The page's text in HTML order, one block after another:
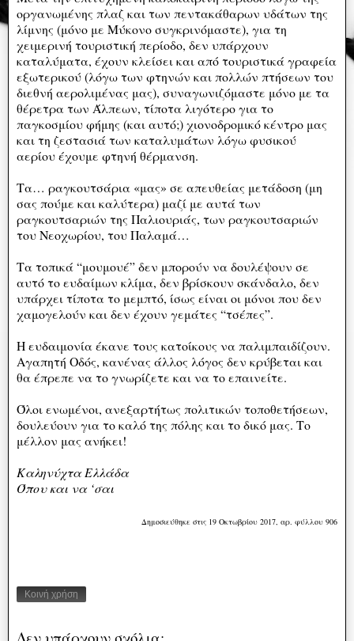
οργανωμένης πλαζ και των πεντακάθαρων υδάτων της
λίμνης (μόνο με Μύκονο συγκρινόμαστε), για τη
χειμερινή τουριστική περίοδο, δεν υπάρχουν
καταλύματα, έχουν κλείσει και από τουριστικά γραφεία
εξωτερικού (λόγω των φτηνών και πολλών πτήσεων του
διεθνή αερολιμένας μας), συναγωνιζόμαστε μόνο με τα
θέρετρα των Άλπεων, τίποτα λιγότερο για το
παγκοσμίου φήμης (και αυτό;) χιονοδρομικό κέντρο μας
και τη ζεστασιά των καταλυμάτων λόγω φυσικού
αερίου έχουμε φτηνή θέρμανση.
Τα… ραγκουτσάρια «μας» σε απευθείας μετάδοση (μη
σας πούμε και καλύτερα) μαζί με αυτά των
ραγκουτσαριών της Παλιουριάς, των ραγκουτσαριών
του Νεοχωρίου, του Παλαμά…
Τα τοπικά “μουμουέ” δεν μπορούν να δουλέψουν σε
αυτό το ευδαίμων κλίμα, δεν βρίσκουν σκάνδαλο, δεν
υπάρχει τίποτα το μεμπτό, ίσως είναι οι μόνοι που δεν
χαμογελούν και δεν έχουν γεμάτες “τσέπες”.
Η ευδαιμονία έκανε τους κατοίκους να παλιμπαιδίζουν.
Αγαπητή Οδός, κανένας άλλος λόγος δεν κρύβεται και
θα έπρεπε να το γνωρίζετε και να το επαινείτε.
Όλοι ενωμένοι, ανεξαρτήτως πολιτικών τοποθετήσεων,
δουλεύουν για το καλό της πόλης και το δικό μας. Το
μέλλον μας ανήκει!
Καληνύχτα Ελλάδα
Όπου και να ‘σαι
Δημοσιεύθηκε στις 19 Οκτωβρίου 2017, αρ. φύλλου 906
Κοινή χρήση